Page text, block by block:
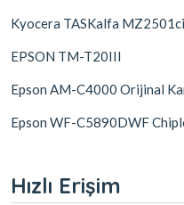
Kyocera TASKalfa MZ2501ci
EPSON TM-T20III
Epson AM-C4000 Orijinal
Epson WF-C5890DWF
Hızlı Erişim